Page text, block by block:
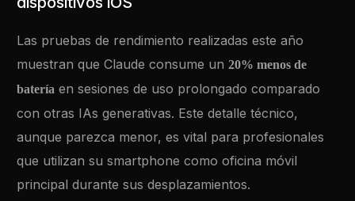
Las pruebas de rendimiento realizadas este año
muestran que Claude consume un20% menos de
batería en sesiones de uso prolongado comparado
con otras IAs generativas. Este detalle técnico,
aunque parezca menor, es vital para profesionales
que utilizan su smartphone como oficina móvil
principal durante sus desplazamientos.